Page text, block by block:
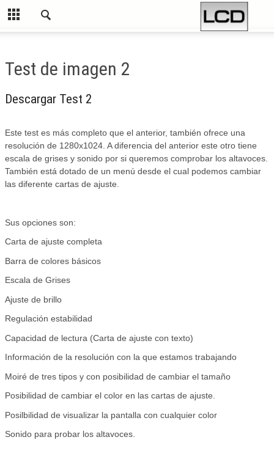
Test de imagen 2
Descargar Test 2
Este test es más completo que el anterior, también ofrece una
resolución de 1280x1024. A diferencia del anterior este otro tiene
escala de grises y sonido por si queremos comprobar los altavoces.
También está dotado de un menú desde el cual podemos cambiar
las diferente cartas de ajuste.
Sus opciones son:
Carta de ajuste completa
Barra de colores básicos
Escala de Grises
Ajuste de brillo
Regulación estabilidad
Capacidad de lectura (Carta de ajuste con texto)
Información de la resolución con la que estamos trabajando
Moiré de tres tipos y con posibilidad de cambiar el tamaño
Posibilidad de cambiar el color en las cartas de ajuste.
Posilbilidad de visualizar la pantalla con cualquier color
Sonido para probar los altavoces.